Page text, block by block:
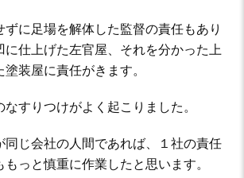
ずに足場を解体した監督の責任もあり
に仕上げた左官屋、それを分かった上
装屋に責任がきます。
すりつけがよく起こりました。
同じ会社の人間であれば、１社の責任
っと慎重に作業したと思います。